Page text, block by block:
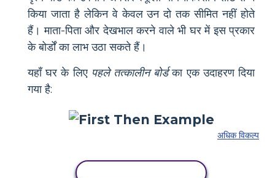
किया जाता है लेकिन वे केवल उन दो तक सीमित नहीं होते
हैं। माता-पिता और देखभाल करने वाले भी घर में इस प्रकार
के बोर्डों का लाभ उठा सकते हैं।
यहाँ घर के लिए पहले तत्कालीन बोर्डका एक उदाहरण दिया
गया है:
अधिक विकल्प